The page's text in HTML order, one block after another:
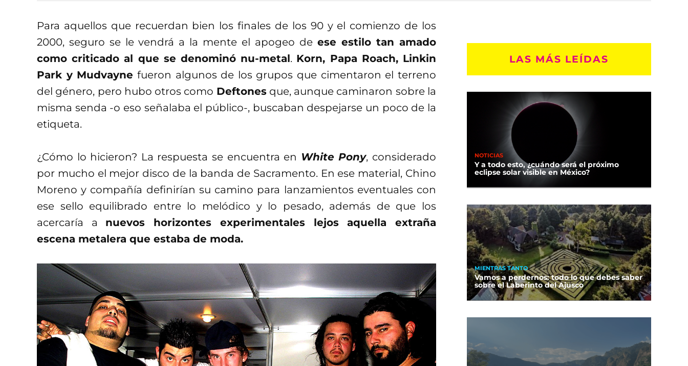
Para aquellos que recuerdan bien los finales de los 90 y el comienzo de los
2000, seguro se le vendrá a la mente el apogeo deese estilo tan amado
como criticado al que se denominó nu-metal. Korn, Papa Roach, Linkin
Park y Mudvayne fueron algunos de los grupos que cimentaron el terreno
del género, pero hubo otros como Deftonesque, aunque caminaron sobre la
misma senda -o eso señalaba el público-, buscaban despejarse un poco de la
etiqueta.
¿Cómo lo hicieron? La respuesta se encuentra en White Pony, considerado
por mucho el mejor disco de la banda de Sacramento. En ese material, Chino
Moreno y compañía definirían su camino para lanzamientos eventuales con
ese sello equilibrado entre lo melódico y lo pesado, además de que los
acercaría a nuevos horizontes experimentales lejos aquella extraña
escena metalera que estaba de moda.
LAS MÁS LEÍDAS
NOTICIAS
Y a todo esto, ¿cuándo será el próximo
eclipse solar visible en México?
MIENTRAS TANTO
Vamos a perdernos: todo lo que debes saber
sobre el Laberinto del Ajusco